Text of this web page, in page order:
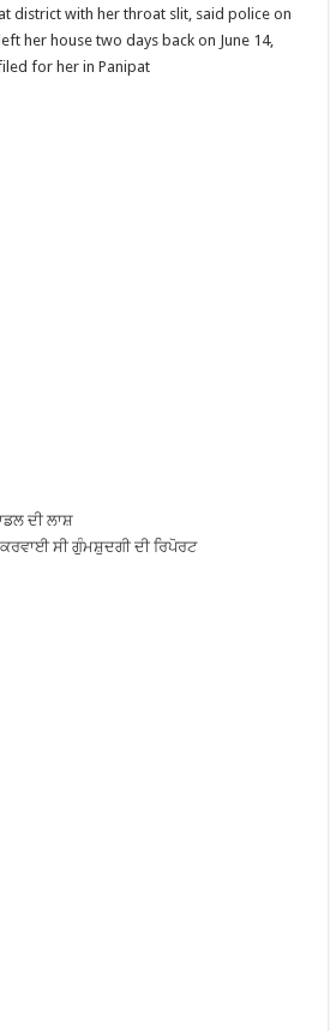
district with her throat slit, said police on
her house two days back on June 14,
for her in Panipat
ਦੀ ਲਾਸ਼
ਸੀ ਗੁੰਮਸ਼ੁਦਗੀ ਦੀ ਰਿਪੋਰਟ